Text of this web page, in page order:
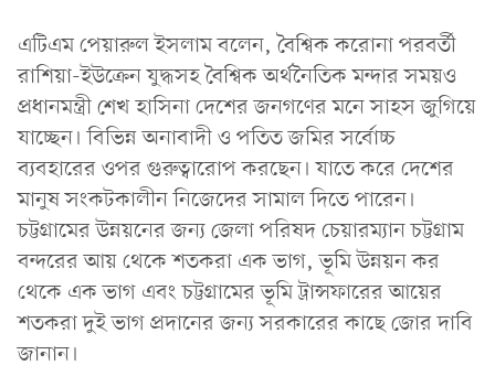
এটিএম পেয়ারুল ইসলাম বলেন, বৈশ্বিক করোনা পরবর্তী
রাশিয়া-ইউক্রেন যুদ্ধসহ বৈশ্বিক অর্থনৈতিক মন্দার সময়ও
প্রধানমন্ত্রী শেখ হাসিনা দেশের জনগণের মনে সাহস জুগিয়ে
যাচ্ছেন। বিভিন্ন অনাবাদী ও পতিত জমির সর্বোচ্চ
ব্যবহারের ওপর গুরুত্বারোপ করছেন। যাতে করে দেশের
মানুষ সংকটকালীন নিজেদের সামাল দিতে পারেন।
চট্টগ্রামের উন্নয়নের জন্য জেলা পরিষদ চেয়ারম্যান চট্টগ্রাম
বন্দরের আয় থেকে শতকরা এক ভাগ, ভূমি উন্নয়ন কর
থেকে এক ভাগ এবং চট্টগ্রামের ভূমি ট্রান্সফারের আয়ের
শতকরা দুই ভাগ প্রদানের জন্য সরকারের কাছে জোর দাবি
জানান।